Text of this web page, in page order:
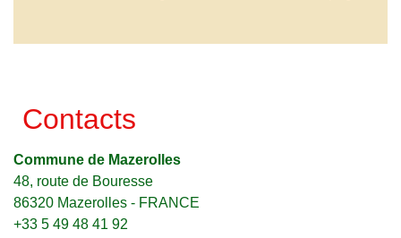
Contacts
Commune de Mazerolles
48, route de Bouresse
86320 Mazerolles - FRANCE
+33 5 49 48 41 92